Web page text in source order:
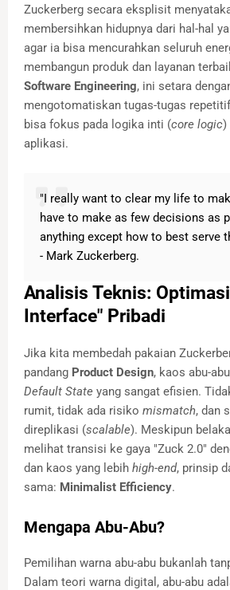
Zuckerberg secara eksplisit
membersihkan hidupnya dari hal-hal
agar ia bisa mencurahkan seluruh
membangun produk dan layanan
Software Engineering, ini setara
mengotomatiskan tugas-tugas
bisa fokus pada logika inti (core logic)
aplikasi.
"I really want to clear my life to
have to make as few decisions as
anything except how to best serve
- Mark Zuckerberg.
Analisis Teknis:
Interface" Pribadi
Jika kita membedah pakaian
pandang Product Design, kaos abu-
Default State yang sangat efisien.
rumit, tidak ada risiko mismatch, dan
direplikasi (scalable). Meskipun
melihat transisi ke gaya "Zuck 2.0"
dan kaos yang lebih high-end, prinsip
sama: Minimalist Efficiency.
Mengapa Abu-Abu?
Pemilihan warna abu-abu bukanlah
Dalam teori warna digital, abu-abu